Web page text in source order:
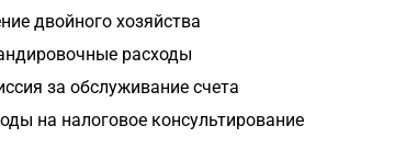
двойного хозяйства
расходы
за обслуживание счета
на налоговое консультирование